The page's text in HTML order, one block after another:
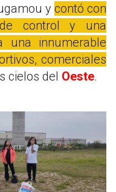
y contó con
control y una
una innumerable
comerciales
cielos del Oeste.